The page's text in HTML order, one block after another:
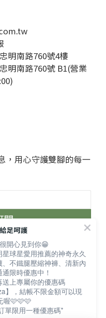
明南路760號4樓
明南路760號 B1(營業
，用心守護雙腳的每一
閱
足呵護
開心見到你😁
星球星愛用推薦的神奇永久
、不鐵腿壓縮神褲、清新內
限時優惠中！
送上專屬你的優惠碼
】，結帳不限金額可以現
喔🩷🩷🩷
單限用一種優惠碼*